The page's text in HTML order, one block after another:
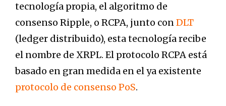
tecnología propia, el algoritmo de
consenso Ripple, o RCPA, junto conDLT
(ledger distribuido), esta tecnología recibe
el nombre de XRPL. El protocolo RCPA está
basado en gran medida en el ya existente
protocolo de consenso PoS.